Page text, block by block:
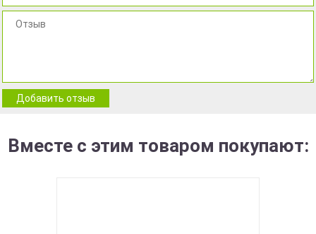
Добавить отзыв
Вместе с этим товаром покупают: